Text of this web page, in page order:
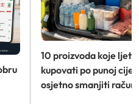
10 proizvoda koje ljeti
kupovati po punoj
osjetno smanjiti račun)